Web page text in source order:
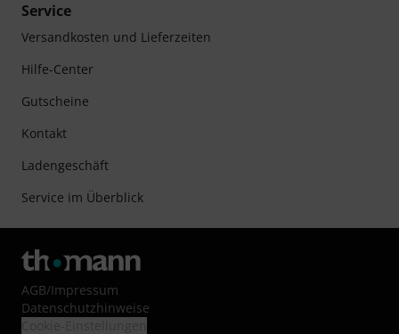
Service
Versandkosten und Lieferzeiten
Hilfe-Center
Gutscheine
Kontakt
Ladengeschäft
Service im Überblick
AGB/Impressum
Datenschutzhinweise